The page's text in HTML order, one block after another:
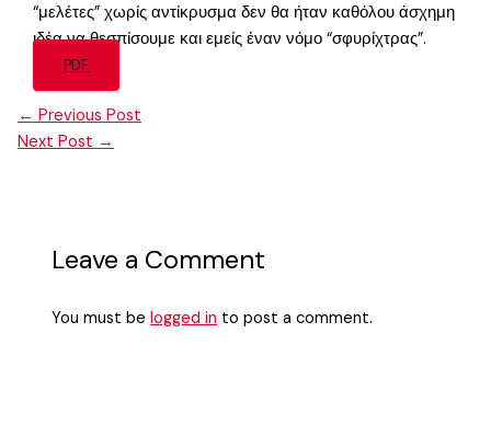
“μελέτες” χωρίς αντίκρυσμα δεν θα ήταν καθόλου άσχημη
ιδέα να θεσπίσουμε και εμείς έναν νόμο “σφυρίχτρας”.
PDF
← Previous Post
Next Post →
Leave a Comment
You must belogged in to post a comment.